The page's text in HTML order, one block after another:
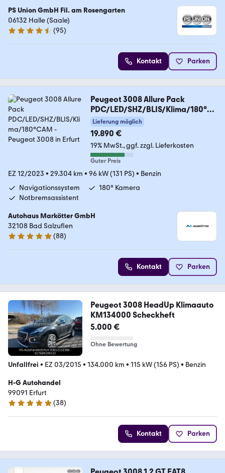
PS Union GmbH Fil. am Rosengarten
06132 Halle (Saale)
4.6 Sterne
(95)
Kontakt Parken
Peugeot 3008 Allure Pack
PDC/LED/SHZ/BLIS/Klima/180°C
AM
Lieferung möglich
19.890 €
19% MwSt. ggf. zzgl. Lieferkosten
Guter Preis
EZ 12/2023 • 29.304 km • 96 kW (131 PS) • Benzin
Navigationssystem
180° Kamera
Notbremsassistent
Autohaus Markötter GmbH
32108 Bad Salzuflen
5 Sterne
(88)
Kontakt Parken
Peugeot 3008 HeadUp Klimaauto
KM134000 Scheckheft
5.000 €
Ohne Bewertung
Unfallfrei • EZ 03/2015 • 134.000 km • 115 kW (156 PS) • Benzin
H-G Autohandel
99091 Erfurt
4.9 Sterne
(38)
Kontakt Parken